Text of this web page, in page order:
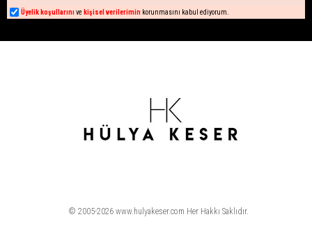
Üyelik koşullarını ve kişisel verilerimin korunmasını kabul ediyorum.
© 2005-2026 www.hulyakeser.com Her Hakkı Saklıdır.